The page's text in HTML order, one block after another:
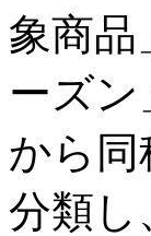
象商品
ーズ
から
分類し